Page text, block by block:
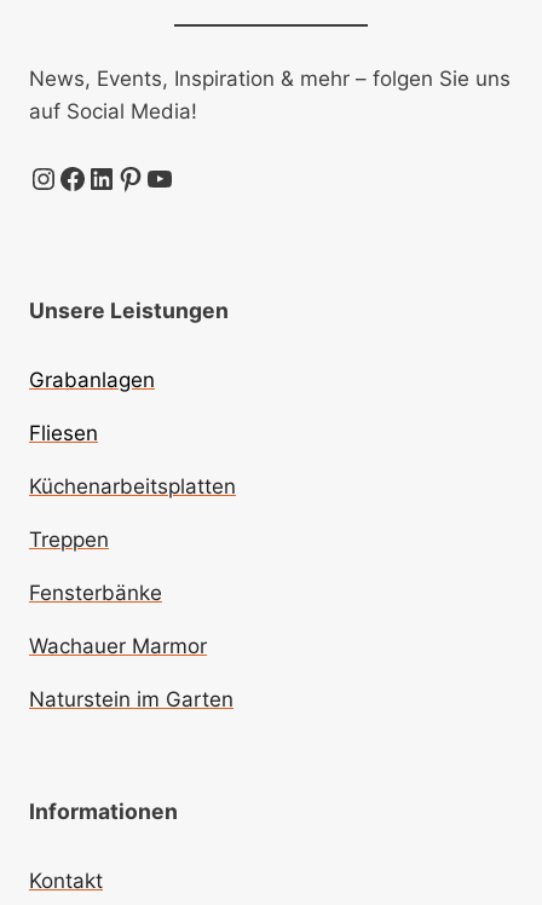
News, Events, Inspiration & mehr – folgen Sie uns
auf Social Media!
Instagram
Facebook
LinkedIn
Pinterest
YouTube
Unsere Leistungen
Grabanlagen
Fliesen
Küchenarbeitsplatten
Treppen
Fensterbänke
Wachauer Marmor
Naturstein im Garten
Informationen
Kontakt